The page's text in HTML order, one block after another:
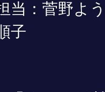
当：菅野よ
子